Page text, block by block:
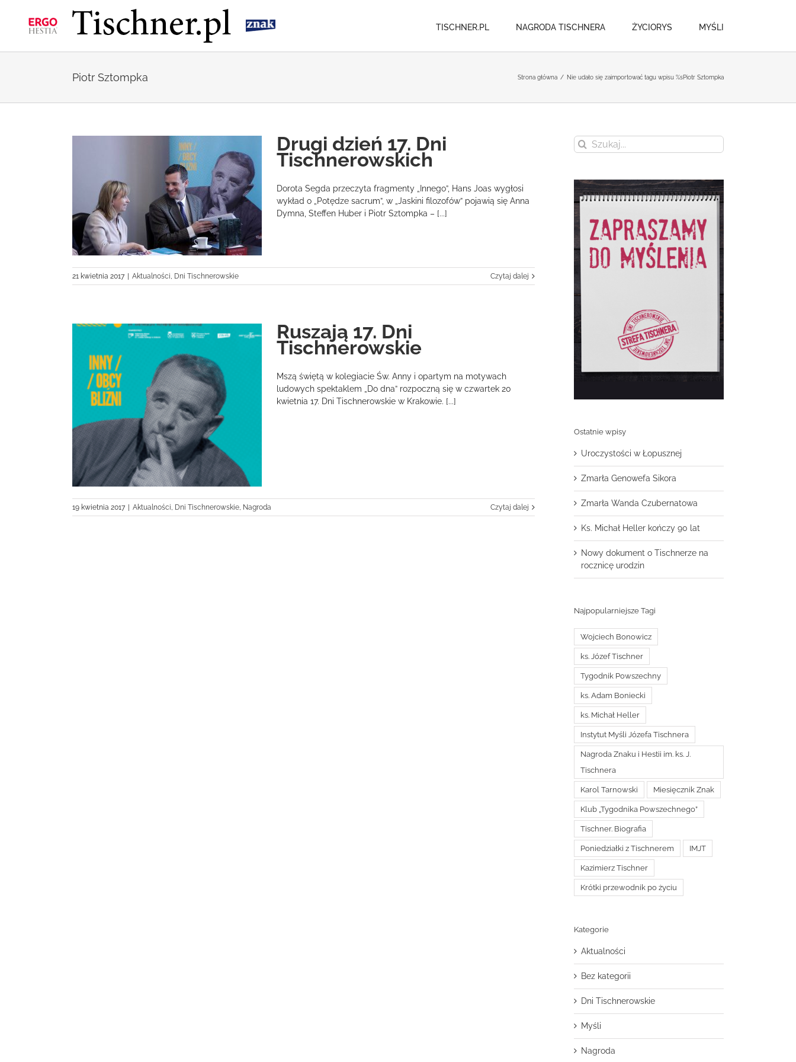
zawartości
TISCHNER.PL NAGRODA TISCHNERA ŻYCIORYS MYŚLI
Piotr Sztompka Strona główna / Nie udało się zaimportować tagu wpisu %sPiotr Sztompka
Drugi dzień 17. Dni
Tischnerowskich
Dorota Segda przeczyta fragmenty „Innego”, Hans Joas wygłosi
wykład o „Potędze sacrum”, w „Jaskini filozofów” pojawią się Anna
Dymna, Steffen Huber i Piotr Sztompka – [...]
21 kwietnia 2017 Aktualności, Dni Tischnerowskie Czytaj dalej
Ruszają 17. Dni
Tischnerowskie
Mszą świętą w kolegiacie Św. Anny i opartym na motywach
ludowych spektaklem „Do dna” rozpoczną się w czwartek 20
kwietnia 17. Dni Tischnerowskie w Krakowie. [...]
19 kwietnia 2017 Aktualności, Dni Tischnerowskie, Nagroda Czytaj dalej
Szukaj
Ostatnie wpisy
Uroczystości w Łopusznej
Zmarła Genowefa Sikora
Zmarła Wanda Czubernatowa
Ks. Michał Heller kończy 90 lat
Nowy dokument o Tischnerze na
rocznicę urodzin
Najpopularniejsze Tagi
Wojciech Bonowicz
ks. Józef Tischner
Tygodnik Powszechny
ks. Adam Boniecki
ks. Michał Heller
Instytut Myśli Józefa Tischnera
Nagroda Znaku i Hestii im. ks. J.
Tischnera
Karol Tarnowski Miesięcznik Znak
Klub „Tygodnika Powszechnego”
Tischner. Biografia
Poniedziałki z Tischnerem IMJT
Kazimierz Tischner
Krótki przewodnik po życiu
Kategorie
Aktualności
Bez kategorii
Dni Tischnerowskie
Myśli
Nagroda